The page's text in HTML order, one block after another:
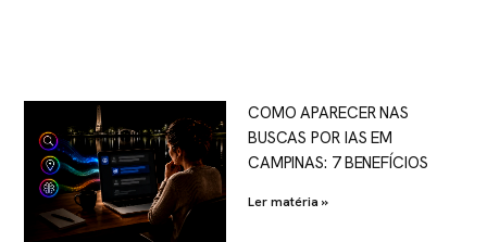
COMO APARECER NAS
BUSCAS POR IAS EM
CAMPINAS: 7 BENEFÍCIOS
Ler matéria »